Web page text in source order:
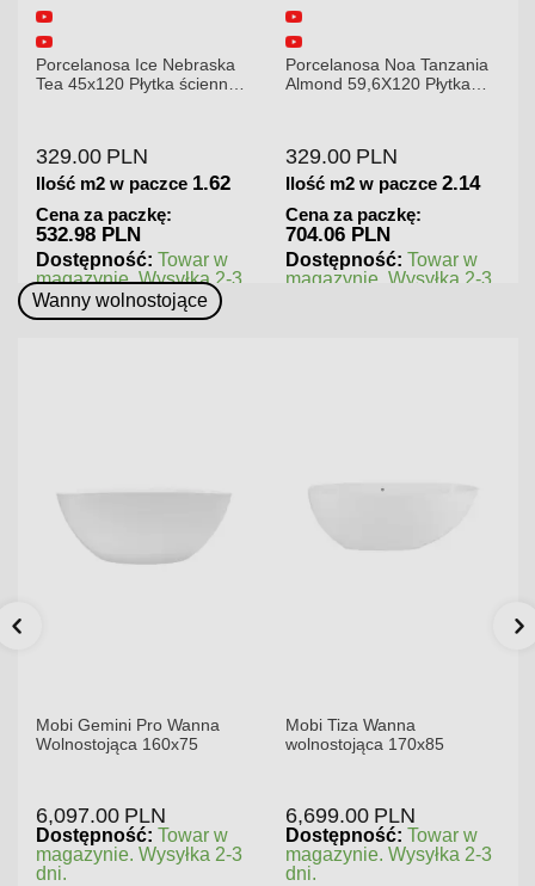
1.62
2-3
Porcelanosa Noa Tanzania
Almond 59,6X120 Płytka
329.00
Ilość m2 w paczce 2.14
Cena za paczkę:
704.06 PLN
Dostępność: Towar w
magazynie. Wysyłka 2-3
dni.
Porcelanosa Karachi
120x120x8,5mm płytka
379.00
Ilość m2 w paczce
Cena za paczkę:
545.76 PLN
Dostępność: Towar
magazynie. Wysyłka
Wanny wolnostojące
Mobi Gemini Pro Wanna
Wolnostojąca 160x75
6,097.00 PLN
Dostępność: Towar w
magazynie. Wysyłka 2-3
dni.
Mobi Tiza Wanna
wolnostojąca 170x85
6,699.00 PLN
Dostępność: Towar w
magazynie. Wysyłka 2-3
dni.